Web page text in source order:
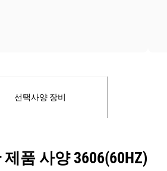
선택사양 장비
품 사양 3606(60HZ)